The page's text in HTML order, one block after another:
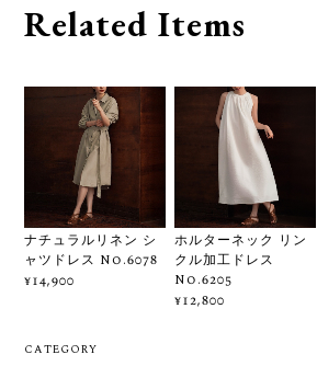
Related Items
ナチュラルリネン シ
ャツドレス No.6078
¥14,900
ホルターネック リン
クル加工ドレス
No.6205
¥12,800
CATEGORY